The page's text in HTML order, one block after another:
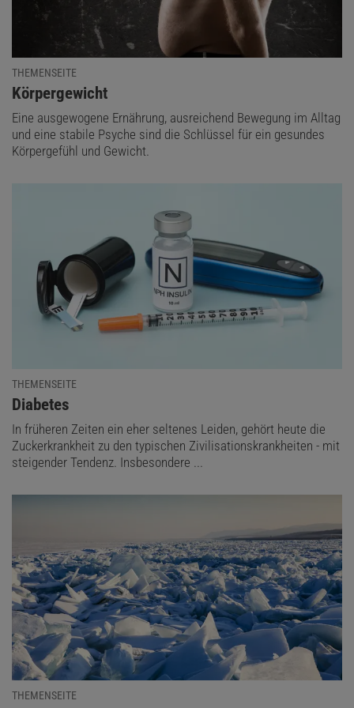
THEMENSEITE
:
Körpergewicht
Eine ausgewogene Ernährung, ausreichend Bewegung im Alltag
und eine stabile Psyche sind die Schlüssel für ein gesundes
Körpergefühl und Gewicht.
THEMENSEITE
:
Diabetes
In früheren Zeiten ein eher seltenes Leiden, gehört heute die
Zuckerkrankheit zu den typischen Zivilisationskrankheiten - mit
steigender Tendenz. Insbesondere ...
THEMENSEITE